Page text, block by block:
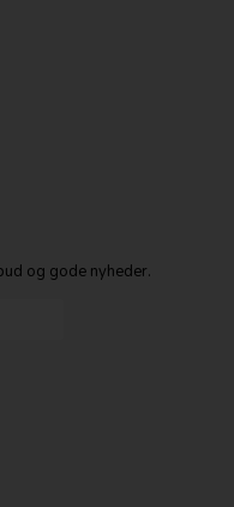
og gode nyheder.